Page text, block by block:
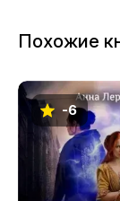
Похожие
-6